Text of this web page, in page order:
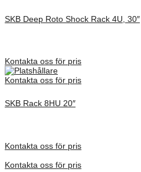
SKB Deep Roto Shock Rack 4U, 30″
Kontakta oss för pris
Kontakta oss för pris
SKB Rack 8HU 20″
Kontakta oss för pris
Kontakta oss för pris